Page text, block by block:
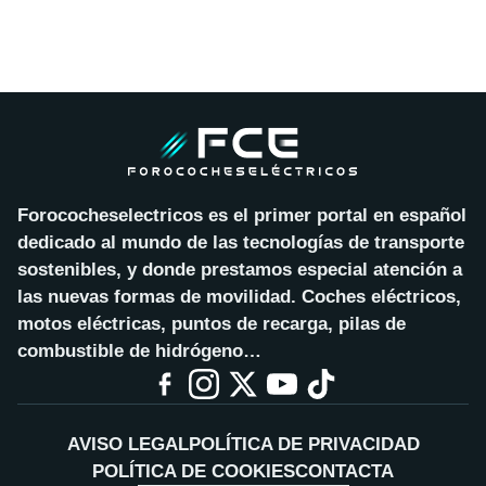
Forococheselectricos es el primer portal en español
dedicado al mundo de las tecnologías de transporte
sostenibles, y donde prestamos especial atención a
las nuevas formas de movilidad. Coches eléctricos,
motos eléctricas, puntos de recarga, pilas de
combustible de hidrógeno…
AVISO LEGALPOLÍTICA DE PRIVACIDAD
POLÍTICA DE COOKIESCONTACTA